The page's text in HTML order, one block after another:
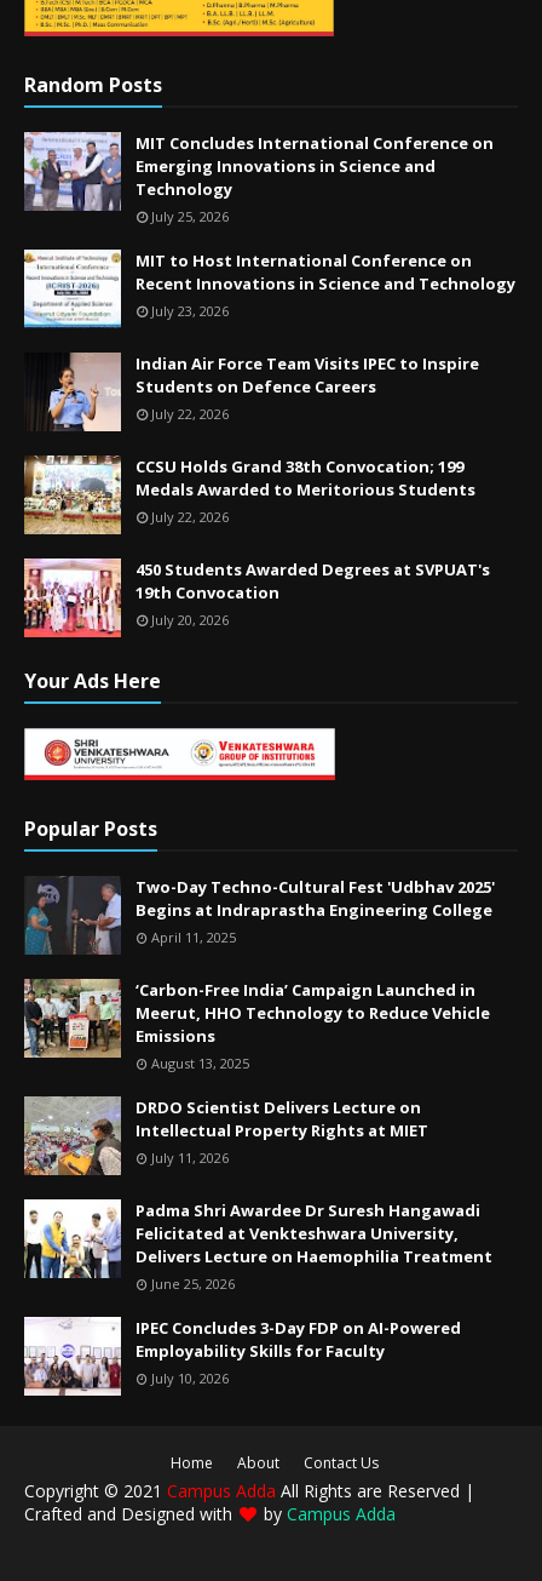
Random Posts
MIT Concludes International Conference on
Emerging Innovations in Science and
Technology
July 25, 2026
MIT to Host International Conference on
Recent Innovations in Science and Technology
July 23, 2026
Indian Air Force Team Visits IPEC to Inspire
Students on Defence Careers
July 22, 2026
CCSU Holds Grand 38th Convocation; 199
Medals Awarded to Meritorious Students
July 22, 2026
450 Students Awarded Degrees at SVPUAT's
19th Convocation
July 20, 2026
Your Ads Here
Popular Posts
Two-Day Techno-Cultural Fest 'Udbhav 2025'
Begins at Indraprastha Engineering College
April 11, 2025
‘Carbon-Free India’ Campaign Launched in
Meerut, HHO Technology to Reduce Vehicle
Emissions
August 13, 2025
DRDO Scientist Delivers Lecture on
Intellectual Property Rights at MIET
July 11, 2026
Padma Shri Awardee Dr Suresh Hangawadi
Felicitated at Venkteshwara University,
Delivers Lecture on Haemophilia Treatment
June 25, 2026
IPEC Concludes 3-Day FDP on AI-Powered
Employability Skills for Faculty
July 10, 2026
Home About Contact Us
Copyright © 2021 Campus Adda All Rights are Reserved |
Crafted and Designed with
by Campus Adda